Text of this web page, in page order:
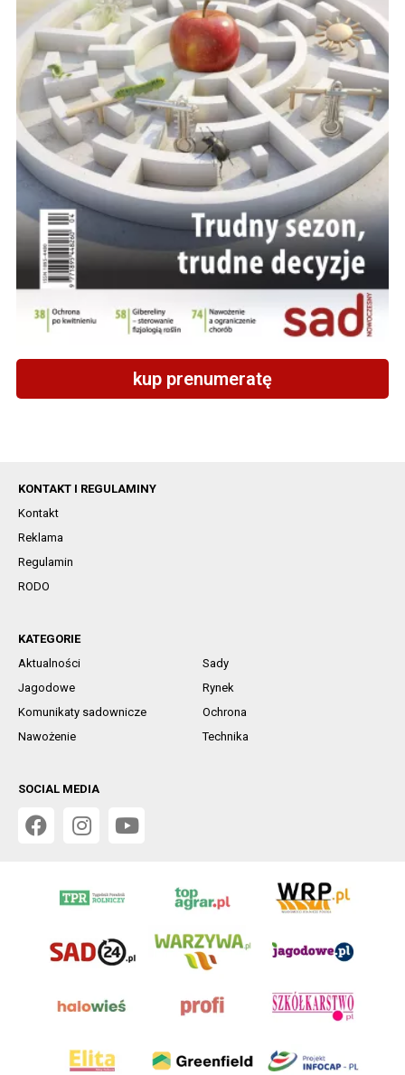
kup prenumeratę
KONTAKT I REGULAMINY
Kontakt
Reklama
Regulamin
RODO
KATEGORIE
Aktualności
Sady
Jagodowe
Rynek
Komunikaty sadownicze
Ochrona
Nawożenie
Technika
SOCIAL MEDIA